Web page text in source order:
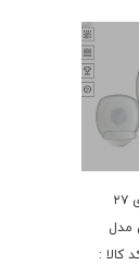
سرویس غذاخوری ۲۷
مدل
کالا :